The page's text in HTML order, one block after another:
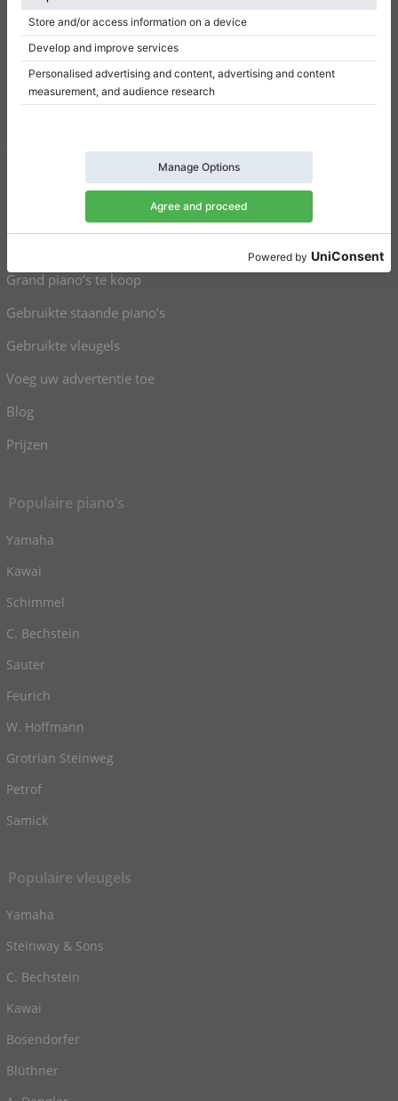
Informatie
Een review schrijven
Gebruiksvoorwaarden
Toestemmingsinstellingen
Grand piano’s te koop
Gebruikte staande piano’s
Gebruikte vleugels
Voeg uw advertentie toe
Blog
Prijzen
Populaire piano’s
Yamaha
Kawai
Schimmel
C. Bechstein
Sauter
Feurich
W. Hoffmann
Grotrian Steinweg
Petrof
Samick
Populaire vleugels
Yamaha
Steinway & Sons
C. Bechstein
Kawai
Bosendorfer
Blüthner